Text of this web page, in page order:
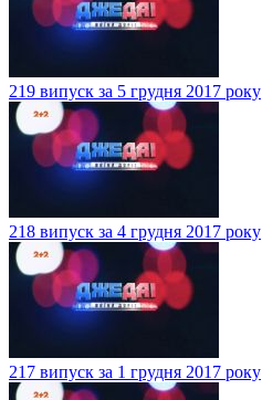
219 випуск за 5 грудня 2017 року
218 випуск за 4 грудня 2017 року
217 випуск за 1 грудня 2017 року